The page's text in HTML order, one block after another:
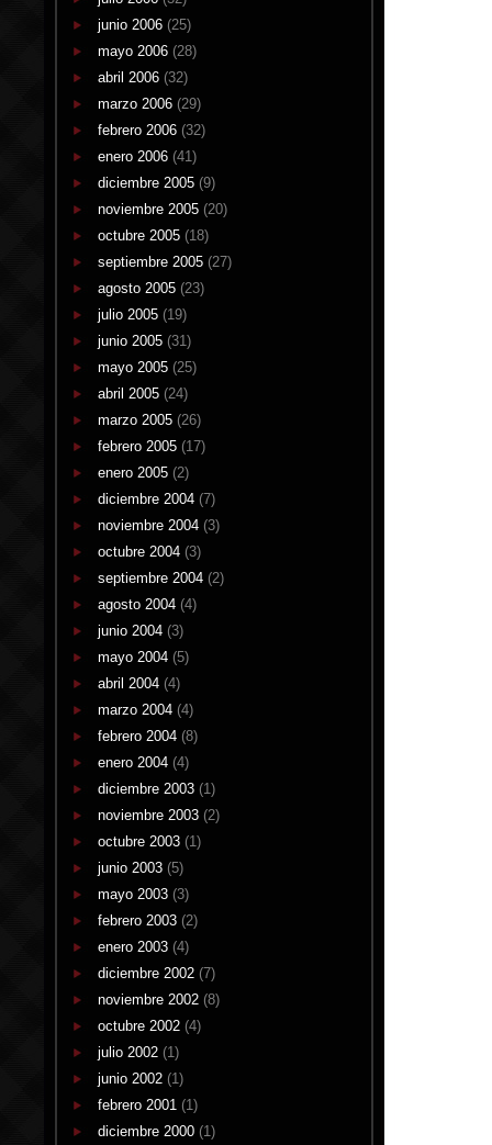
junio 2006 (25)
mayo 2006 (28)
abril 2006 (32)
marzo 2006 (29)
febrero 2006 (32)
enero 2006 (41)
diciembre 2005 (9)
noviembre 2005 (20)
octubre 2005 (18)
septiembre 2005 (27)
agosto 2005 (23)
julio 2005 (19)
junio 2005 (31)
mayo 2005 (25)
abril 2005 (24)
marzo 2005 (26)
febrero 2005 (17)
enero 2005 (2)
diciembre 2004 (7)
noviembre 2004 (3)
octubre 2004 (3)
septiembre 2004 (2)
agosto 2004 (4)
junio 2004 (3)
mayo 2004 (5)
abril 2004 (4)
marzo 2004 (4)
febrero 2004 (8)
enero 2004 (4)
diciembre 2003 (1)
noviembre 2003 (2)
octubre 2003 (1)
junio 2003 (5)
mayo 2003 (3)
febrero 2003 (2)
enero 2003 (4)
diciembre 2002 (7)
noviembre 2002 (8)
octubre 2002 (4)
julio 2002 (1)
junio 2002 (1)
febrero 2001 (1)
diciembre 2000 (1)